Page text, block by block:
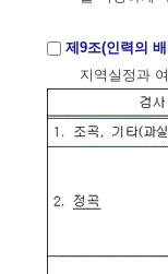
제9조(인력의
지역실정과